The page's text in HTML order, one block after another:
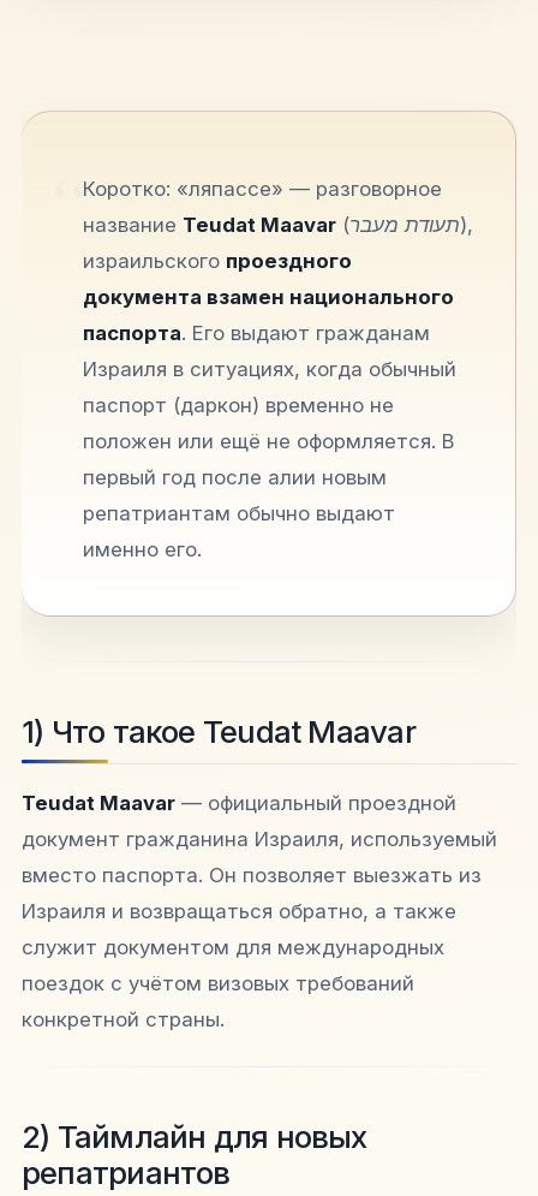
Коротко: «ляпассе» — разговорное
название Teudat Maavar (תעודת מעבר),
израильского проездного
документа взамен национального
паспорта. Его выдают гражданам
Израиля в ситуациях, когда обычный
паспорт (даркон) временно не
положен или ещё не оформляется. В
первый год после алии новым
репатриантам обычно выдают
именно его.
1) Что такое Teudat Maavar
Teudat Maavar — официальный проездной
документ гражданина Израиля, используемый
вместо паспорта. Он позволяет выезжать из
Израиля и возвращаться обратно, а также
служит документом для международных
поездок с учётом визовых требований
конкретной страны.
2) Таймлайн для новых
репатриантов